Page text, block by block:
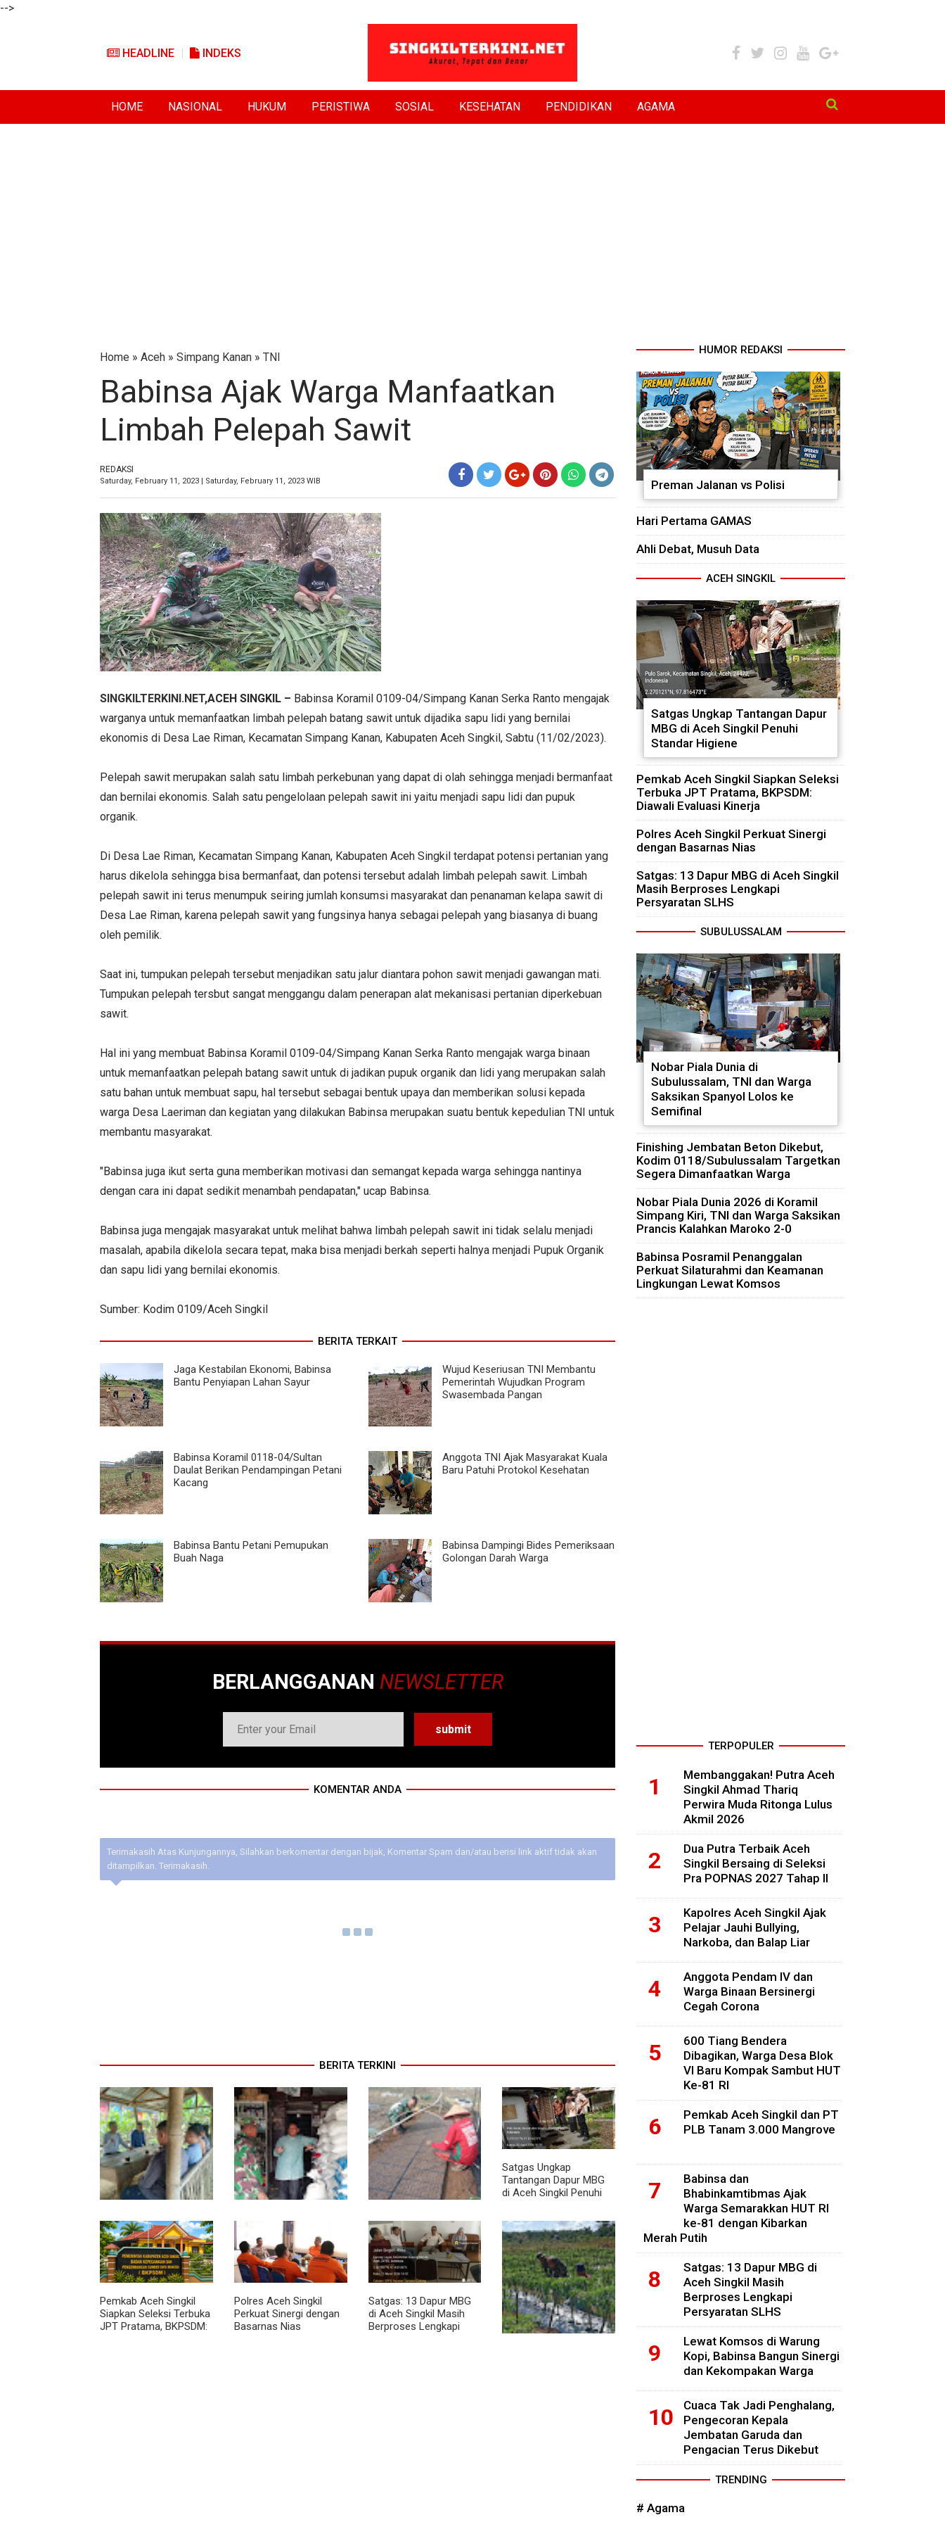
-->
HEADLINE INDEKS
HOME NASIONAL HUKUM PERISTIWA SOSIAL KESEHATAN PENDIDIKAN AGAMA
Home » Aceh » Simpang Kanan » TNI
Babinsa Ajak Warga Manfaatkan
Limbah Pelepah Sawit
REDAKSI
Saturday, February 11, 2023 | Saturday, February 11, 2023 WIB
SINGKILTERKINI.NET,ACEH SINGKIL – Babinsa Koramil 0109-04/Simpang Kanan Serka Ranto mengajak
warganya untuk memanfaatkan limbah pelepah batang sawit untuk dijadika sapu lidi yang bernilai
ekonomis di Desa Lae Riman, Kecamatan Simpang Kanan, Kabupaten Aceh Singkil, Sabtu (11/02/2023).
Pelepah sawit merupakan salah satu limbah perkebunan yang dapat di olah sehingga menjadi bermanfaat
dan bernilai ekonomis. Salah satu pengelolaan pelepah sawit ini yaitu menjadi sapu lidi dan pupuk
organik.
Di Desa Lae Riman, Kecamatan Simpang Kanan, Kabupaten Aceh Singkil terdapat potensi pertanian yang
harus dikelola sehingga bisa bermanfaat, dan potensi tersebut adalah limbah pelepah sawit. Limbah
pelepah sawit ini terus menumpuk seiring jumlah konsumsi masyarakat dan penanaman kelapa sawit di
Desa Lae Riman, karena pelepah sawit yang fungsinya hanya sebagai pelepah yang biasanya di buang
oleh pemilik.
Saat ini, tumpukan pelepah tersebut menjadikan satu jalur diantara pohon sawit menjadi gawangan mati.
Tumpukan pelepah tersbut sangat menggangu dalam penerapan alat mekanisasi pertanian diperkebuan
sawit.
Hal ini yang membuat Babinsa Koramil 0109-04/Simpang Kanan Serka Ranto mengajak warga binaan
untuk memanfaatkan pelepah batang sawit untuk di jadikan pupuk organik dan lidi yang merupakan salah
satu bahan untuk membuat sapu, hal tersebut sebagai bentuk upaya dan memberikan solusi kepada
warga Desa Laeriman dan kegiatan yang dilakukan Babinsa merupakan suatu bentuk kepedulian TNI untuk
membantu masyarakat.
"Babinsa juga ikut serta guna memberikan motivasi dan semangat kepada warga sehingga nantinya
dengan cara ini dapat sedikit menambah pendapatan," ucap Babinsa.
Babinsa juga mengajak masyarakat untuk melihat bahwa limbah pelepah sawit ini tidak selalu menjadi
masalah, apabila dikelola secara tepat, maka bisa menjadi berkah seperti halnya menjadi Pupuk Organik
dan sapu lidi yang bernilai ekonomis.
Sumber: Kodim 0109/Aceh Singkil
BERITA TERKAIT
Jaga Kestabilan Ekonomi, Babinsa
Bantu Penyiapan Lahan Sayur
Wujud Keseriusan TNI Membantu
Pemerintah Wujudkan Program
Swasembada Pangan
Babinsa Koramil 0118-04/Sultan
Daulat Berikan Pendampingan Petani
Kacang
Anggota TNI Ajak Masyarakat Kuala
Baru Patuhi Protokol Kesehatan
Babinsa Bantu Petani Pemupukan
Buah Naga
Babinsa Dampingi Bides Pemeriksaan
Golongan Darah Warga
BERLANGGANAN NEWSLETTER
KOMENTAR ANDA
Terimakasih Atas Kunjungannya, Silahkan berkomentar dengan bijak, Komentar Spam dan/atau berisi link aktif tidak akan
ditampilkan. Terimakasih.
BERITA TERKINI
Sambil Ngopi, Plh.
Pasiter Kodim
0118/Subulussalam Beri
Motivasi Pemuda Calon
Peserta Seleksi Komcad
Lewat Komsos, Babinsa
Rundeng Pantau Stok
dan Harga Pupuk
Dari Bibit Jadi Harapan,
Babinsa Dampingi
Warga Kembangkan
Semangka
Satgas Ungkap
Tantangan Dapur MBG
di Aceh Singkil Penuhi
Pemkab Aceh Singkil
Siapkan Seleksi Terbuka
JPT Pratama, BKPSDM:
Polres Aceh Singkil
Perkuat Sinergi dengan
Basarnas Nias
Satgas: 13 Dapur MBG
di Aceh Singkil Masih
Berproses Lengkapi
HUMOR REDAKSI
Preman Jalanan vs Polisi
Hari Pertama GAMAS
Ahli Debat, Musuh Data
ACEH SINGKIL
Satgas Ungkap Tantangan Dapur
MBG di Aceh Singkil Penuhi
Standar Higiene
Pemkab Aceh Singkil Siapkan Seleksi
Terbuka JPT Pratama, BKPSDM:
Diawali Evaluasi Kinerja
Polres Aceh Singkil Perkuat Sinergi
dengan Basarnas Nias
Satgas: 13 Dapur MBG di Aceh Singkil
Masih Berproses Lengkapi
Persyaratan SLHS
SUBULUSSALAM
Nobar Piala Dunia di
Subulussalam, TNI dan Warga
Saksikan Spanyol Lolos ke
Semifinal
Finishing Jembatan Beton Dikebut,
Kodim 0118/Subulussalam Targetkan
Segera Dimanfaatkan Warga
Nobar Piala Dunia 2026 di Koramil
Simpang Kiri, TNI dan Warga Saksikan
Prancis Kalahkan Maroko 2-0
Babinsa Posramil Penanggalan
Perkuat Silaturahmi dan Keamanan
Lingkungan Lewat Komsos
TERPOPULER
Membanggakan! Putra Aceh
Singkil Ahmad Thariq
Perwira Muda Ritonga Lulus
Akmil 2026
Dua Putra Terbaik Aceh
Singkil Bersaing di Seleksi
Pra POPNAS 2027 Tahap II
Kapolres Aceh Singkil Ajak
Pelajar Jauhi Bullying,
Narkoba, dan Balap Liar
Anggota Pendam IV dan
Warga Binaan Bersinergi
Cegah Corona
600 Tiang Bendera
Dibagikan, Warga Desa Blok
VI Baru Kompak Sambut HUT
Ke-81 RI
Pemkab Aceh Singkil dan PT
PLB Tanam 3.000 Mangrove
Babinsa dan
Bhabinkamtibmas Ajak
Warga Semarakkan HUT RI
ke-81 dengan Kibarkan
Merah Putih
Satgas: 13 Dapur MBG di
Aceh Singkil Masih
Berproses Lengkapi
Persyaratan SLHS
Lewat Komsos di Warung
Kopi, Babinsa Bangun Sinergi
dan Kekompakan Warga
Cuaca Tak Jadi Penghalang,
Pengecoran Kepala
Jembatan Garuda dan
Pengacian Terus Dikebut
TRENDING
# Agama